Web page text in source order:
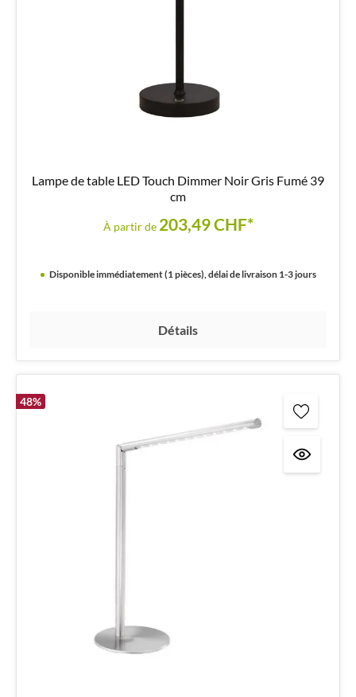
Lampe de table LED Touch Dimmer Noir Gris Fumé 39
cm
À partir de 203,49 CHF*
Disponible immédiatement (1 pièces), délai de livraison 1-3 jours
Détails
48%